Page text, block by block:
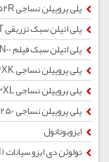
پلی پروپیلن نساجی ZH552R
پلی اتیلن سبک تزریقی 1922T
پلی اتیلن سبک فیلم 2100TN00
پلی پروپیلن نساجی RG1102XK
پلی پروپیلن نساجی RG1102XL
پلی پروپیلن نساجی PYI250
ایزوبوتانول
تولوئن دی ایزو سیانات (TDI)